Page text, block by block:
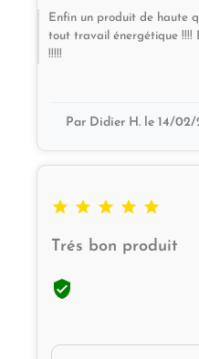
Enfin un produit de haute
tout travail énergétique !!!!
!!!!!
Par Didier H. le 14/
    
Trés bon produit
